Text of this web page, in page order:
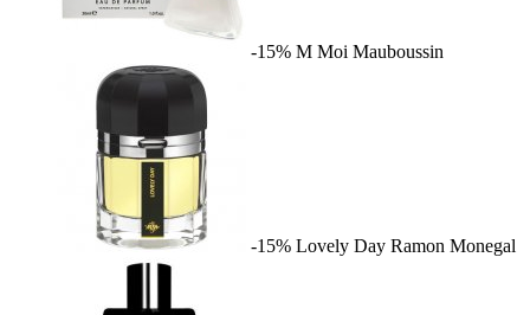
-15% M Moi Mauboussin
-15% Lovely Day Ramon Monegal